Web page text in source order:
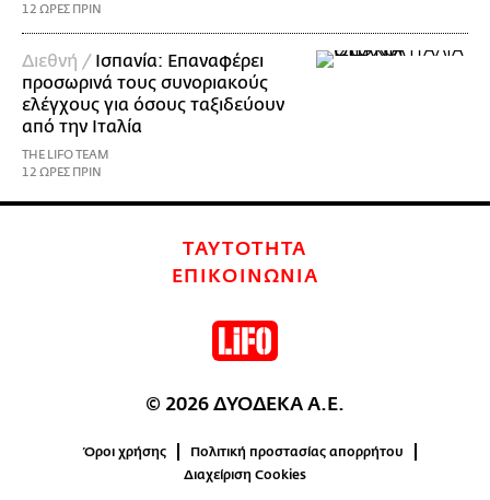
12 ΩΡΕΣ ΠΡΙΝ
Διεθνή / Ισπανία: Επαναφέρει
προσωρινά τους συνοριακούς
ελέγχους για όσους ταξιδεύουν
από την Ιταλία
THE LIFO TEAM
12 ΩΡΕΣ ΠΡΙΝ
ΤΑΥΤΟΤΗΤΑ
ΕΠΙΚΟΙΝΩΝΙΑ
© 2026 ΔΥΟΔΕΚΑ Α.Ε.
Όροι χρήσης
Πολιτική προστασίας απορρήτου
Διαχείριση Cookies